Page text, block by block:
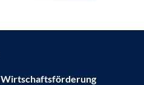
Wirtschaftsförderung